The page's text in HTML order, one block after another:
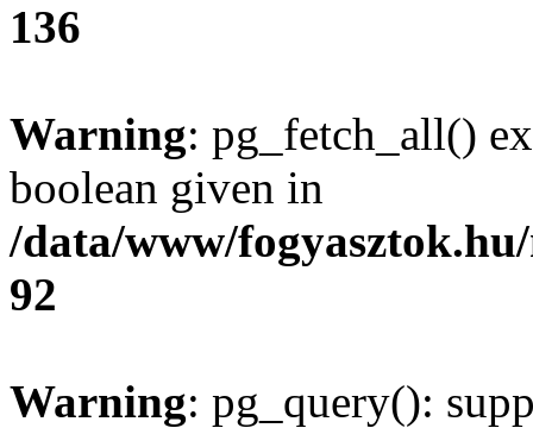
136
Warning: pg_fetch_all()
boolean given in
/data/www/
92
Warning: pg_query():